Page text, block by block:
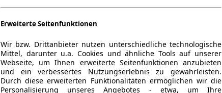
Erweiterte Seitenfunktionen
Wir bzw. Drittanbieter nutzen unterschiedliche technologische
Mittel, darunter u.a. Cookies und ähnliche Tools auf unserer
Webseite, um Ihnen erweiterte Seitenfunktionen anzubieten
und ein verbessertes Nutzungserlebnis zu gewährleisten.
Durch diese erweiterten Funktionalitäten ermöglichen wir die
Personalisierung unseres Angebotes - etwa, um Ihre